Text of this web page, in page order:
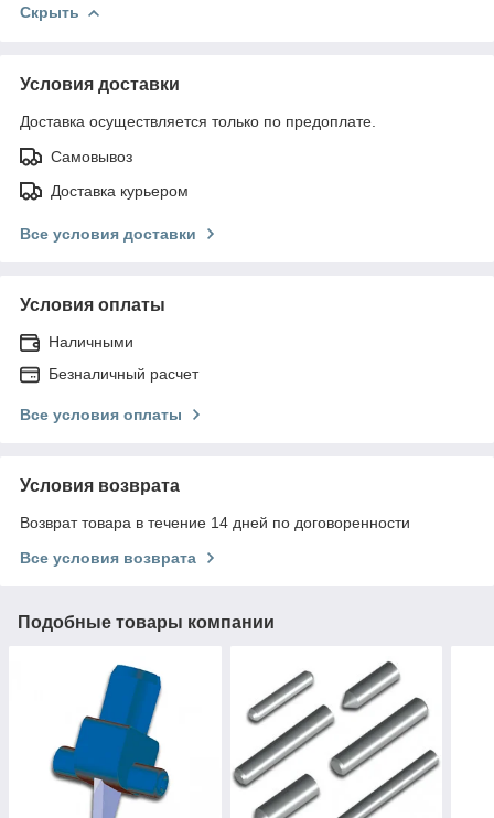
Скрыть
Условия доставки
Доставка осуществляется только по предоплате.
Самовывоз
Доставка курьером
Все условия доставки
Условия оплаты
Наличными
Безналичный расчет
Все условия оплаты
Условия возврата
Возврат товара в течение 14 дней по договоренности
Все условия возврата
Подобные товары компании